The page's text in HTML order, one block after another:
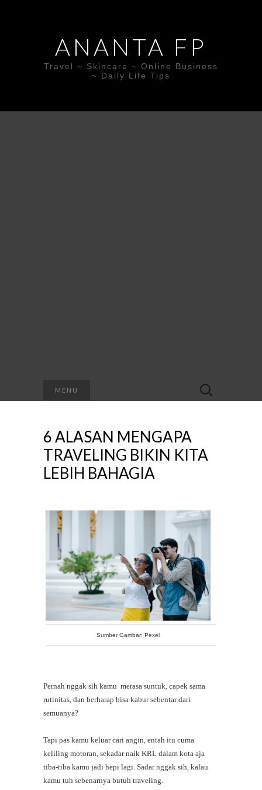
ANANTA FP
Travel ~ Skincare ~ Online Business
~ Daily Life Tips
MENU
Search
for:
6 ALASAN MENGAPA
TRAVELING BIKIN KITA
LEBIH BAHAGIA
Sumber Gambar: Pexel
Pernah nggak sih kamu merasa suntuk, capek sama
rutinitas, dan berharap bisa kabur sebentar dari
semuanya?
Tapi pas kamu keluar cari angin, entah itu cuma
keliling motoran, sekadar naik KRL dalam kota aja
tiba-tiba kamu jadi hepi lagi. Sadar nggak sih, kalau
kamu tuh sebenarnya butuh traveling.